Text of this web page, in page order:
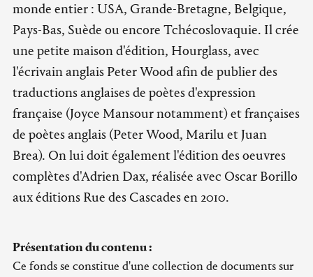
monde entier : USA, Grande-Bretagne, Belgique,
Pays-Bas, Suède ou encore Tchécoslovaquie. Il crée
une petite maison d'édition, Hourglass, avec
l'écrivain anglais Peter Wood afin de publier des
traductions anglaises de poètes d'expression
française (Joyce Mansour notamment) et françaises
de poètes anglais (Peter Wood, Marilu et Juan
Brea). On lui doit également l'édition des oeuvres
complètes d'Adrien Dax, réalisée avec Oscar Borillo
aux éditions Rue des Cascades en 2010.
Présentation du contenu :
Ce fonds se constitue d'une collection de documents sur